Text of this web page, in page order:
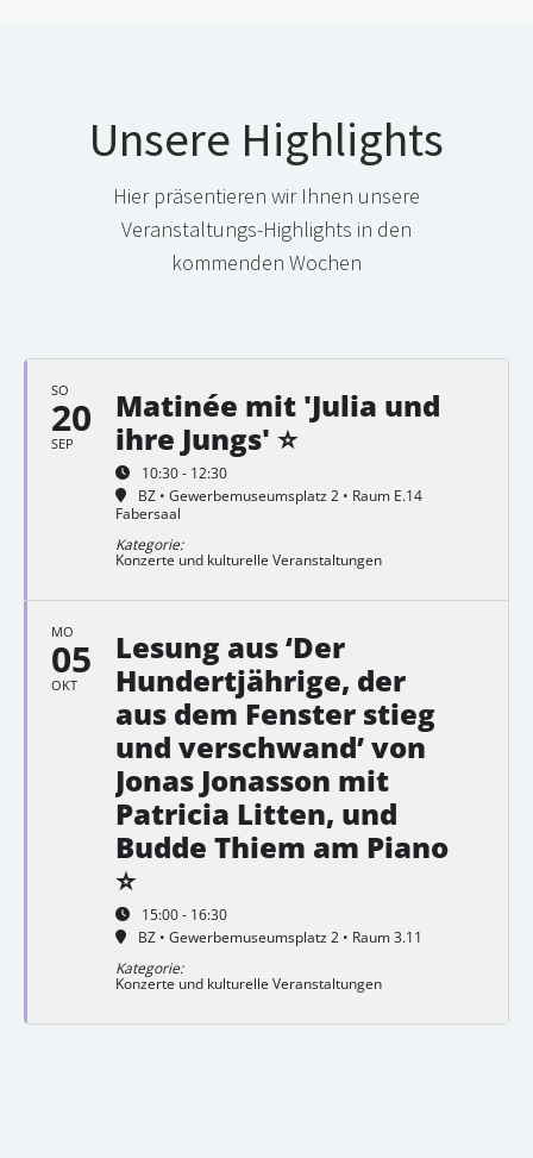
Unsere Highlights
Hier präsentieren wir Ihnen unsere
Veranstaltungs-Highlights in den
kommenden Wochen
SO
20
SEP
Matinée mit 'Julia und
ihre Jungs' ⭐
10:30 - 12:30
BZ • Gewerbemuseumsplatz 2 • Raum E.14
Fabersaal
Kategorie:
Konzerte und kulturelle Veranstaltungen
MO
05
OKT
Lesung aus ‘Der
Hundertjährige, der
aus dem Fenster stieg
und verschwand’ von
Jonas Jonasson mit
Patricia Litten, und
Budde Thiem am Piano
⭐
15:00 - 16:30
BZ • Gewerbemuseumsplatz 2 • Raum 3.11
Kategorie:
Konzerte und kulturelle Veranstaltungen